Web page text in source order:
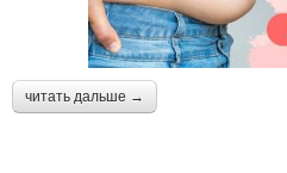
читать дальше →